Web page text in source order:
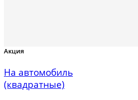
Акция
На автомобиль
(квадратные)